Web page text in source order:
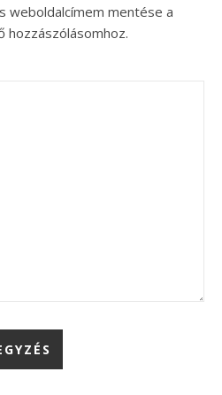
weboldalcímem mentése a
hozzászólásomhoz.